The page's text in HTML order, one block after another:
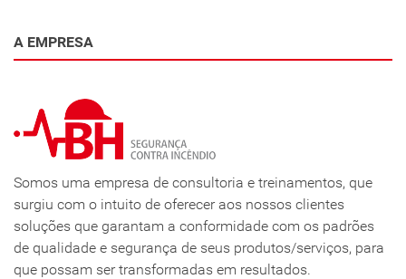
A EMPRESA
Somos uma empresa de consultoria e treinamentos, que
surgiu com o intuito de oferecer aos nossos clientes
soluções que garantam a conformidade com os padrões
de qualidade e segurança de seus produtos/serviços, para
que possam ser transformadas em resultados.